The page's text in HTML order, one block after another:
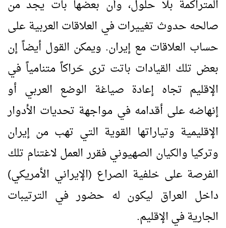
المتراكمة بلا حلول، وأن بعضها بات يجد من
صالحه حدوث تغييرات في العلاقات العربية على
حساب العلاقات مع إيران. ويمكن القول أيضاً إن
بعض تلك القيادات باتت ترى حَراكاً متنامياً في
الإقليم تجاه إعادة صياغة الوضع العربي أو
إنهاضه على أقدامه في مواجهة تحديات الأدوار
الإقليمية وتياراتها القوية التي تهب من إيران
وتركيا والكيان الصهيوني فقرر العمل لاغتنام تلك
الفرصة على خلفية الصراع (الإيراني الأمريكي)
داخل العراق ليكون له حضور في الترتيبات
الجارية في الإقليم.